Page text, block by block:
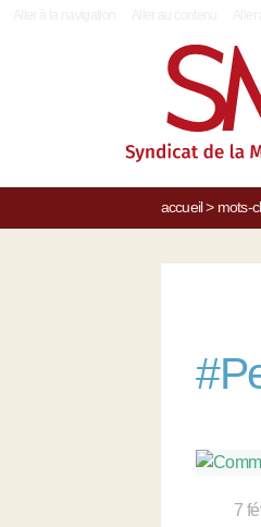
accueil> mots-
#
7